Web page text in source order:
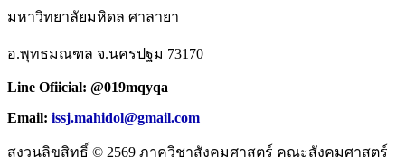
มหาวิทยาลัยมหิดล ศาลายา
อ.พุทธมณฑล จ.นครปฐม 73170
Line Ofiicial: @019mqyqa
Email: issj.mahidol@gmail.com
สงวนลิขสิทธิ์ © 2569 ภาควิชาสังคมศาสตร์ คณะสังคมศาสตร์